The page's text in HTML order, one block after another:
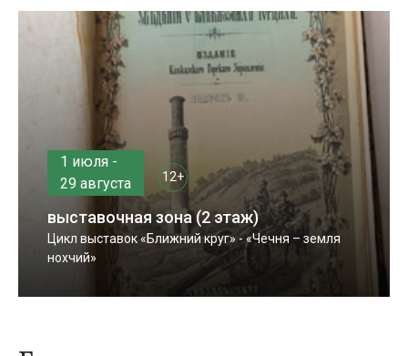
1 июля -
29 августа
12+
выставочная зона (2 этаж)
Цикл выставок «Ближний круг» - «Чечня – земля
нохчий»